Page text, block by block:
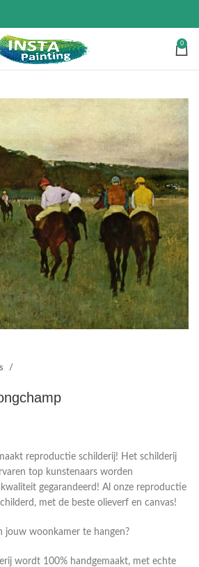
0
reproductie schilderij! Het schilderij
top kunstenaars worden
gegarandeerd! Al onze reproductie
met de beste olieverf en canvas!
jouw woonkamer te hangen?
wordt 100% handgemaakt, met echte